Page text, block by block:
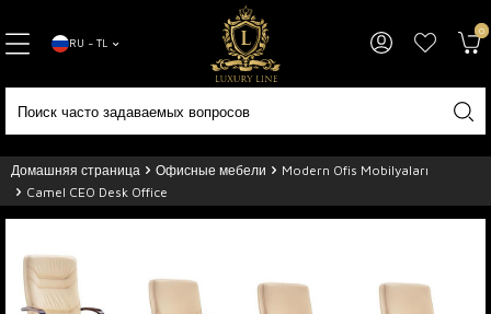
RU − TL
0
Домашняя страница Офисные мебели
Modern Ofis Mobilyaları
Camel CEO Desk Office